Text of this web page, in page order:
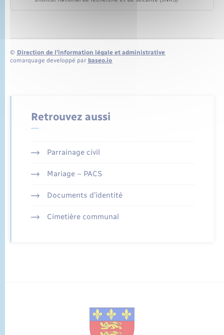
© Direction de l’information légale et administrative
comarquage developpé par baseo.io
Retrouvez aussi
Parrainage civil
Mariage – PACS
Documents d’identité
Cimetière communal